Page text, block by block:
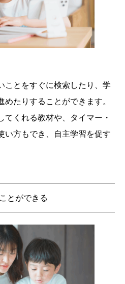
ことをすぐに検索したり、学
たりすることができます。
くれる教材や、タイマー・
い方もでき、自主学習を促す
とができる